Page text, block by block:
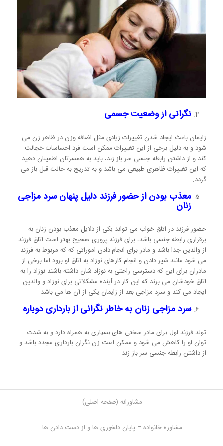
نگرانی از وضعیت جسمی
زایمان باعث ایجاد شدن تغییرات زیادی مثل اضافه وزن در ظاهر زن می
شود و به دلیل برخی از این تغییرات ممکن است فرد احساسات خجالت
کند و از داشتن رابطه جنسی سر باز زند، باید به همسرتان اطمینان دهید
که این تغییرات ظاهری طبیعی می باشد و به تدریج به حالت قبل باز می
گردد.
معذب بودن از حضور فرزند دلیل پنهان سرد مزاجی
زنان
حضور فرزند در اتاق خواب می تواند یکی از دلایل معذب بودن زنان به
برقراری رابطه جنسی باشد، برای فرزند پروری صحیح بهتر است اتاق فرزند
از والدین جدا باشد و مادر برای انجام دادن اموراتی که که مربوط به فرزند
می شود مانند شیر دادن و انجام کارهای نوزاد به اتاق او برود اما برخی از
مادران برای این که دسترسی راحتی به نوزاد شان داشته باشند نوزاد را به
اتاق خودشان می برند که این کار در آینده مشکلاتی برای نوزاد و والدین
ایجاد می کند و سرد مزاجی بعد از زایمان یکی از آن ها می باشد.
سرد مزاجی زنان به خاطر نگرانی از بارداری دوباره
تولد فرزند اول برای مادر سختی های بسیاری به همراه دارد و به شدت
توان او را کاهش می شود و ممکن است زن نگران بارداری مجدد باشد و
از داشتن رابطه جنسی سر باز زند.
مشاورانه (صفحه اصلی)
مشاوره خانواده = پایان دلخوری ها و از دست دادن ها